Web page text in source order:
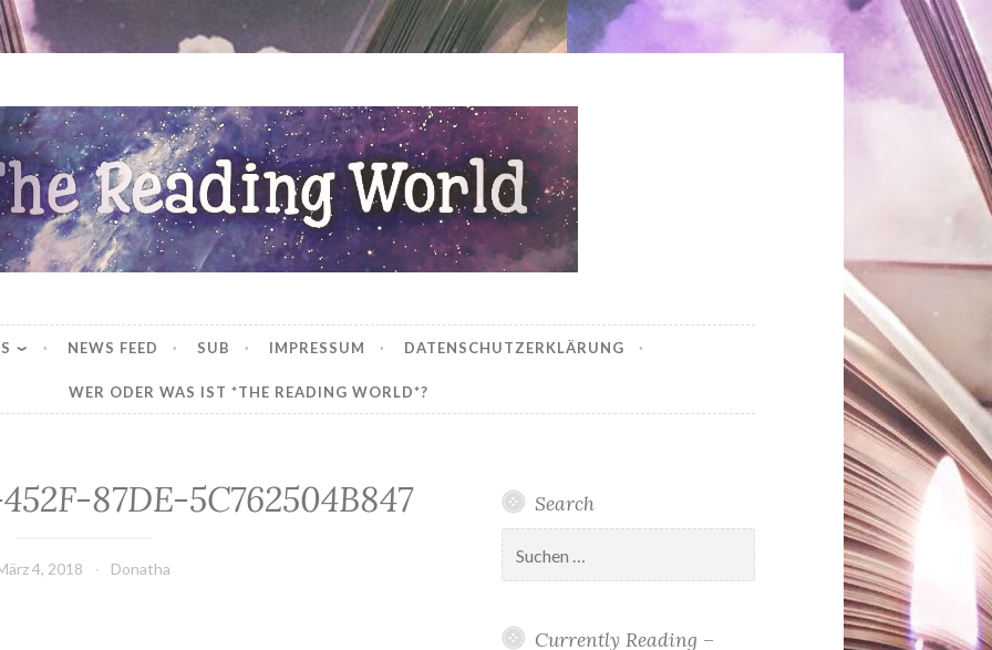
World
NEWS FEED SUB IMPRESSUM DATENSCHUTZERKLÄRUNG
WER ODER WAS IST *THE READING WORLD*?
87DE-5C762504B847
4, 2018 Donatha
Search
nach:
Currently Reading –